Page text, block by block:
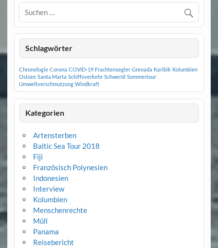
Schlagwörter
Chronologie Corona COVID-19 Frachtensegler Grenada Karibik Kolumbien
Ostsee Santa Marta Schiffsverkehr Schweröl Sommertour
Umweltverschmutzung Windkraft
Kategorien
Artensterben
Baltic Sea Tour 2018
Fiji
Französisch Polynesien
Indonesien
Interview
Kolumbien
Menschenrechte
Müll
Panama
Reisebericht